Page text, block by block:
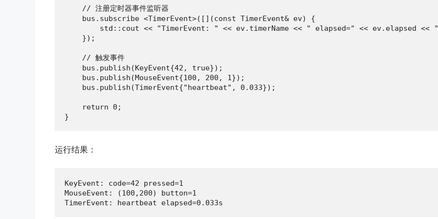
    // 注册定时器事件监听器
    bus.subscribe <TimerEvent>([](const TimerEvent& ev) {
std::cout << "TimerEvent: " << ev.timerName << " elapsed=" << ev.elapsed <<
    });
    // 触发事件
    bus.publish(KeyEvent{42, true});
    bus.publish(MouseEvent{100, 200, 1});
    bus.publish(TimerEvent{"heartbeat", 0.033});
    return 0;
}
运行结果：
KeyEvent: code=42 pressed=1
MouseEvent: (100,200) button=1
TimerEvent: heartbeat elapsed=0.033s